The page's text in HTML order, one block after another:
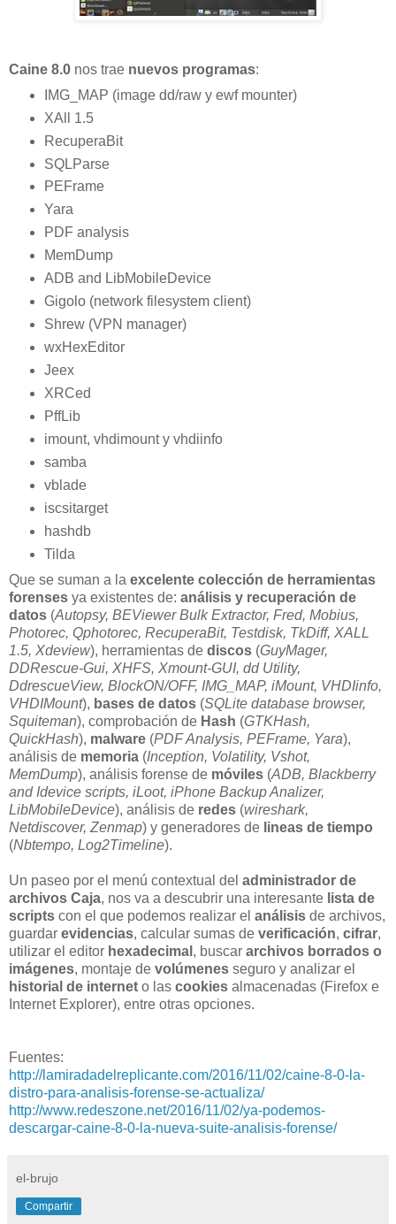
Caine 8.0 nos trae nuevos programas:
IMG_MAP (image dd/raw y ewf mounter)
XAll 1.5
RecuperaBit
SQLParse
PEFrame
Yara
PDF analysis
MemDump
ADB and LibMobileDevice
Gigolo (network filesystem client)
Shrew (VPN manager)
wxHexEditor
Jeex
XRCed
PffLib
imount, vhdimount y vhdiinfo
samba
vblade
iscsitarget
hashdb
Tilda
Que se suman a la excelente colección de herramientas
forenses ya existentes de: análisis y recuperación de
datos (Autopsy, BEViewer Bulk Extractor, Fred, Mobius,
Photorec, Qphotorec, RecuperaBit, Testdisk, TkDiff, XALL
1.5, Xdeview), herramientas de discos (GuyMager,
DDRescue-Gui, XHFS, Xmount-GUI, dd Utility,
DdrescueView, BlockON/OFF, IMG_MAP, iMount, VHDIinfo,
VHDIMount), bases de datos (SQLite database browser,
Squiteman), comprobación de Hash (GTKHash,
QuickHash), malware (PDF Analysis, PEFrame, Yara),
análisis de memoria (Inception, Volatility, Vshot,
MemDump), análisis forense de móviles (ADB, Blackberry
and Idevice scripts, iLoot, iPhone Backup Analizer,
LibMobileDevice), análisis de redes (wireshark,
Netdiscover, Zenmap) y generadores de lineas de tiempo
(Nbtempo, Log2Timeline).
Un paseo por el menú contextual del administrador de
archivos Caja, nos va a descubrir una interesante lista de
scripts con el que podemos realizar el análisis de archivos,
guardar evidencias, calcular sumas de verificación, cifrar,
utilizar el editor hexadecimal , buscar archivos borrados o
imágenes, montaje de volúmenes seguro y analizar el
historial de internet o las cookies almacenadas (Firefox e
Internet Explorer), entre otras opciones.
Fuentes:
http://lamiradadelreplicante.com/2016/11/02/caine-8-0-la-
distro-para-analisis-forense-se-actualiza/
http://www.redeszone.net/2016/11/02/ya-podemos-
descargar-caine-8-0-la-nueva-suite-analisis-forense/
el-brujo
Compartir